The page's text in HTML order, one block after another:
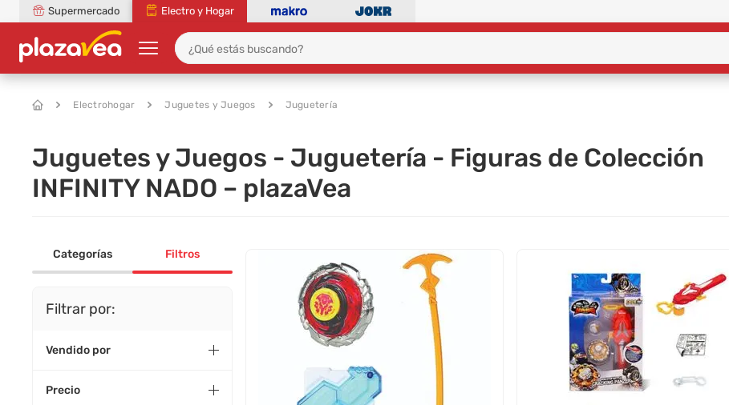
Supermercado Electro y Hogar
Electrohogar Juguetes y Juegos Juguetería
Juguetes y Juegos - Juguetería - Figuras de Colección
INFINITY NADO – plazaVea
Categorías Filtros
Filtrar por:
Vendido por
Precio